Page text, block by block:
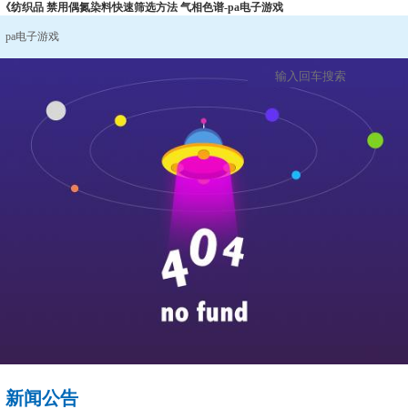
《纺织品 禁用偶氮染料快速筛选方法 气相色谱-pa电子游戏
pa电子游戏
新闻公告